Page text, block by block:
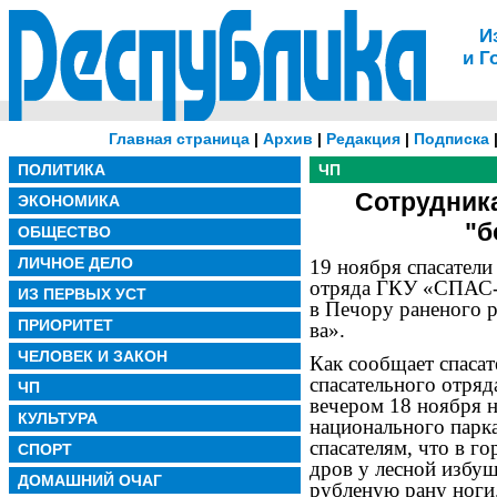
и
Главная страница | Архив | Редакция | Подписка
ПОЛИТИКА
ЭКОНОМИКА
ОБЩЕСТВО
ЛИЧНОЕ ДЕЛО
ИЗ ПЕРВЫХ УСТ
ПРИОРИТЕТ
ЧЕЛОВЕК И ЗАКОН
ЧП
КУЛЬТУРА
СПОРТ
ДОМАШНИЙ ОЧАГ
ЧП
19 ноября
отряда ГКУ «СПАС-
в Печору раненого
ва».
Как сообщает
спасательного
вечером 18 ноября
национального
спасателям, что в
дров у лесной
рубленую рану